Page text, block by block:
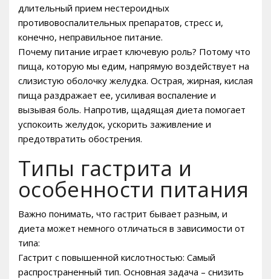
длительный прием нестероидных
противовоспалительных препаратов, стресс и,
конечно, неправильное питание.
Почему питание играет ключевую роль? Потому что
пища, которую мы едим, напрямую воздействует на
слизистую оболочку желудка. Острая, жирная, кислая
пища раздражает ее, усиливая воспаление и
вызывая боль. Напротив, щадящая диета помогает
успокоить желудок, ускорить заживление и
предотвратить обострения.
Типы гастрита и
особенности питания
Важно понимать, что гастрит бывает разным, и
диета может немного отличаться в зависимости от
типа:
Гастрит с повышенной кислотностью: Самый
распространенный тип. Основная задача – снизить